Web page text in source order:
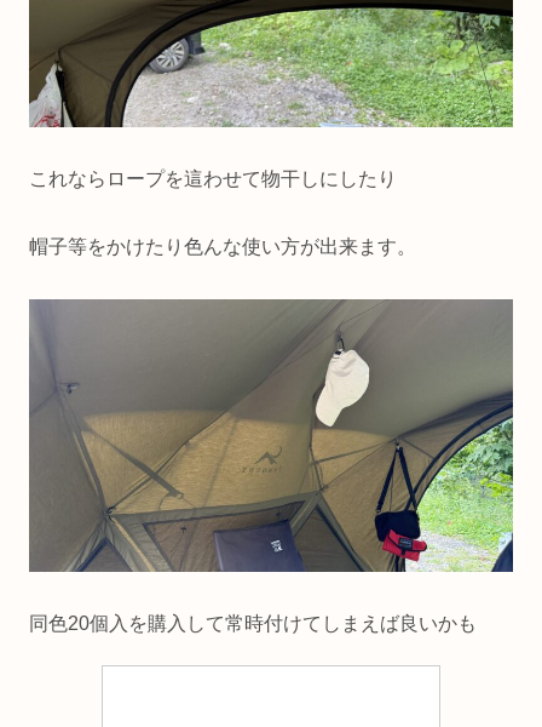
これならロープを這わせて物干しにしたり
帽子等をかけたり色んな使い方が出来ます。
同色20個入を購入して常時付けてしまえば良いかも